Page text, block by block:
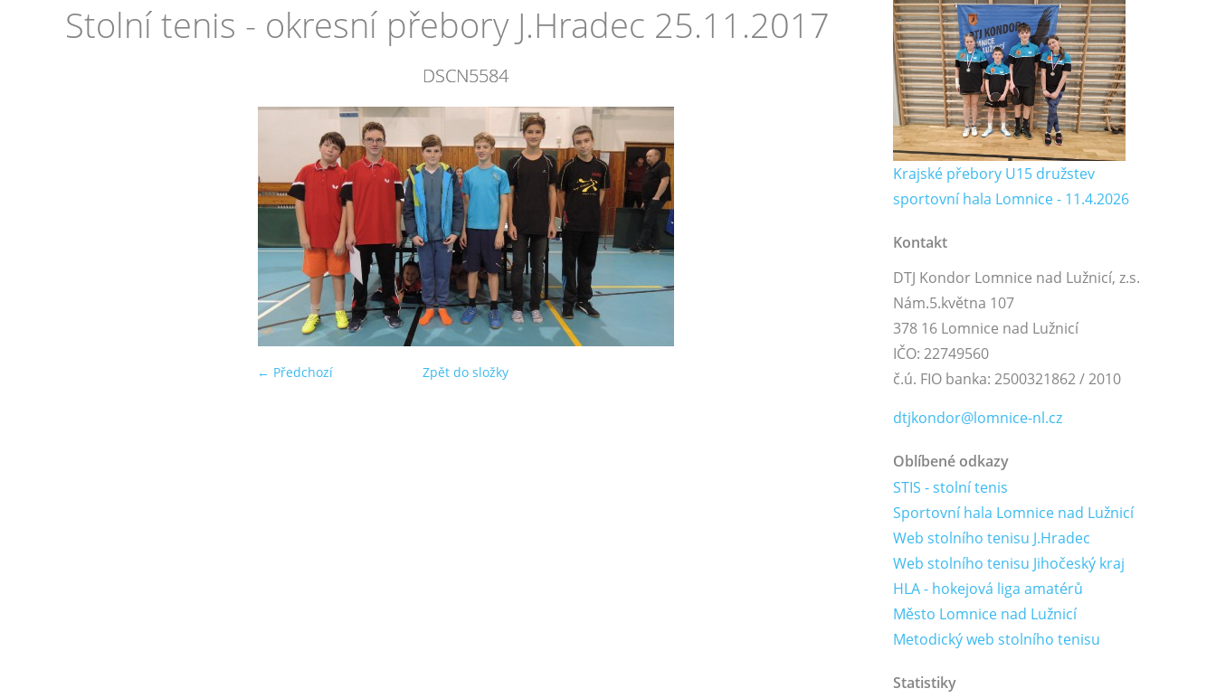
Stolní tenis - okresní přebory J.Hradec 25.11.2017
DSCN5584
← Předchozí Zpět do složky
Krajské přebory U15 družstev
sportovní hala Lomnice - 11.4.2026
Kontakt
DTJ Kondor Lomnice nad Lužnicí, z.s.
Nám.5.května 107
378 16 Lomnice nad Lužnicí
IČO: 22749560
č.ú. FIO banka: 2500321862 / 2010
dtjkondor@lomnice-nl.cz
Oblíbené odkazy
STIS - stolní tenis
Sportovní hala Lomnice nad Lužnicí
Web stolního tenisu J.Hradec
Web stolního tenisu Jihočeský kraj
HLA - hokejová liga amatérů
Město Lomnice nad Lužnicí
Metodický web stolního tenisu
Statistiky